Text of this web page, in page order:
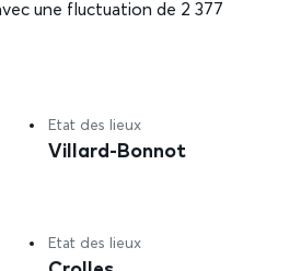
une fluctuation de 2 377
Etat des lieux
Villard-Bonnot
Etat des lieux